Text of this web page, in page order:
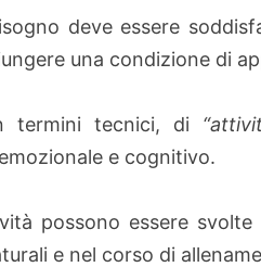
deve essere
una condizione di
termini tecnici, di
e cognitivo.
possono essere
e nel corso di